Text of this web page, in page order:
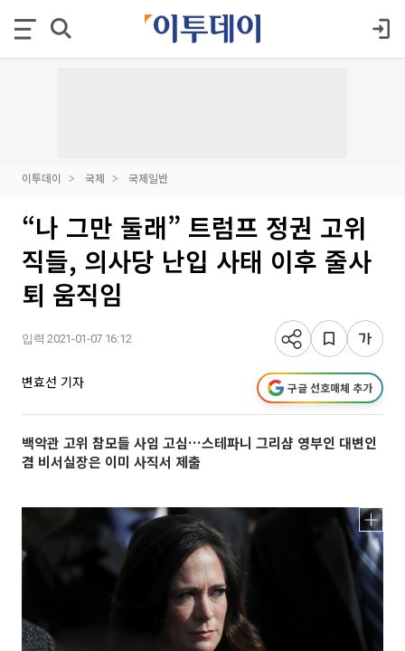
이투데이 국제 국제일반
“나 그만 둘래” 트럼프 정권 고위
직들, 의사당 난입 사태 이후 줄사
퇴 움직임
입력 2021-01-07 16:12
변효선 기자 구글 선호매체 추가
백악관 고위 참모들 사임 고심…스테파니 그리샴 영부인 대변인
겸 비서실장은 이미 사직서 제출